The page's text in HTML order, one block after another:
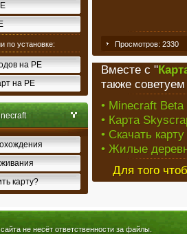
по установке:
на PE
на PE
карту?
Просмотров: 2330
Вместе с "
также
• Minecraft
• Карта
• Скачать
• Жилые
Для того
не несёт ответственности за файлы.